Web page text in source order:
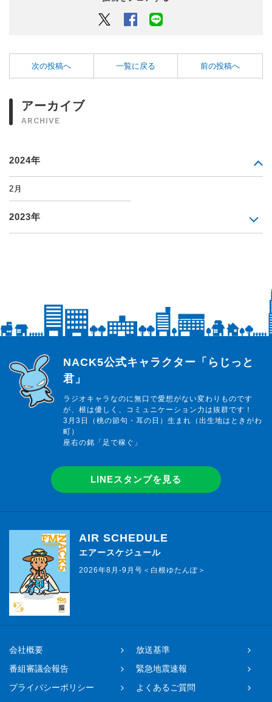
Twitter Facebook
次の投稿へ 一覧に戻る 前の投稿へ
アーカイブ
ARCHIVE
2024年
2月
2023年
らじっと君
NACK5公式キャラクター「らじっと
君」
ラジオキャラなのに無口で愛想がない変わりものです
が、根は優しく、コミュニケーション力は抜群です！
3月3日（桃の節句・耳の日）生まれ（出生地はときがわ
町）
座右の銘「足で稼ぐ」
LINEスタンプを見る
AIR SCHEDULE
エアースケジュール
2026年8月-9月号＜白根ゆたんぽ＞
会社概要
放送基準
番組審議会報告
緊急地震速報
プライバシーポリシー
よくあるご質問